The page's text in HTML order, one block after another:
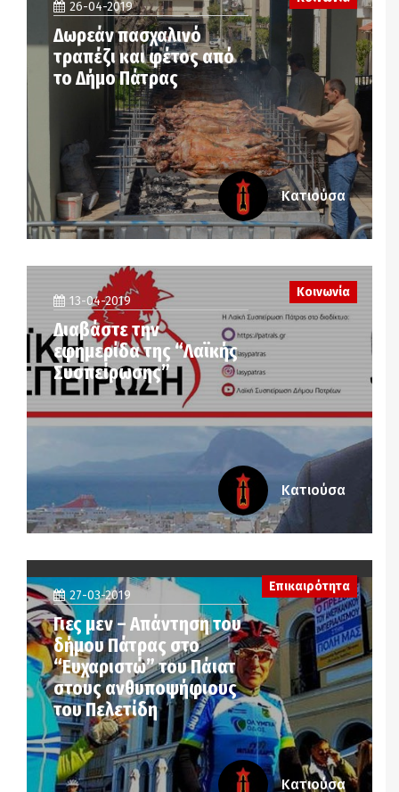
26-04-2019
Δωρεάν πασχαλινό
τραπέζι και φέτος από
το Δήμο Πάτρας
Κατιούσα
13-04-2019
Διαβάστε την
εφημερίδα της “Λαϊκής
Συσπείρωσης”
Κοινωνία
Κατιούσα
27-03-2019
Γιες μεν – Απάντηση του
δήμου Πάτρας στο
“Ευχαριστώ” του Πάιατ
στους ανθυποψήφιους
του Πελετίδη
Επικαιρότητα
Κατιούσα